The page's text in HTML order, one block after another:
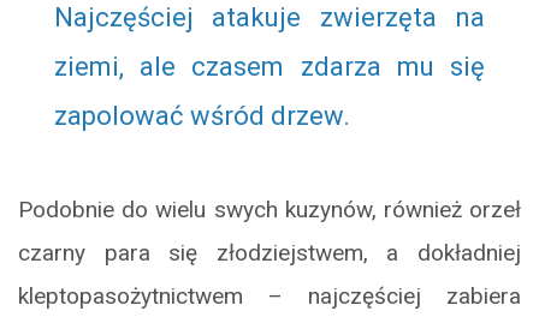
Najczęściej atakuje zwierzęta na
ziemi, ale czasem zdarza mu się
zapolować wśród drzew.
Podobnie do wielu swych kuzynów, również orzeł
czarny para się złodziejstwem, a dokładniej
kleptopasożytnictwem – najczęściej zabiera